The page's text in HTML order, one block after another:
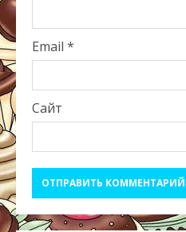
Email *
Сайт